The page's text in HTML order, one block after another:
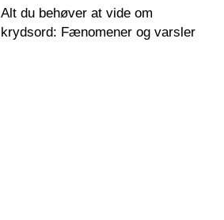
Alt du behøver at vide om
krydsord: Fænomener og varsler